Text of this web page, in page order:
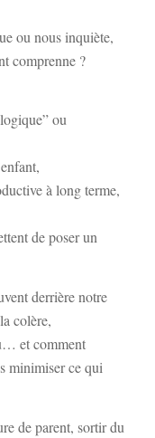
ou nous inquiète,
comprenne ?
ou
à long terme,
de poser un
derrière notre
colère,
et comment
minimiser ce qui
de parent, sortir du